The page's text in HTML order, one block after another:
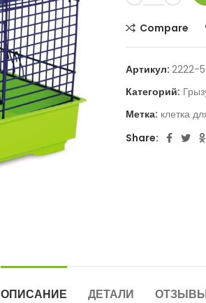
Compare
Артикул: 2222-
Категорий:
Метка: клетка
Share:
ОПИСАНИЕ ДЕТАЛИ